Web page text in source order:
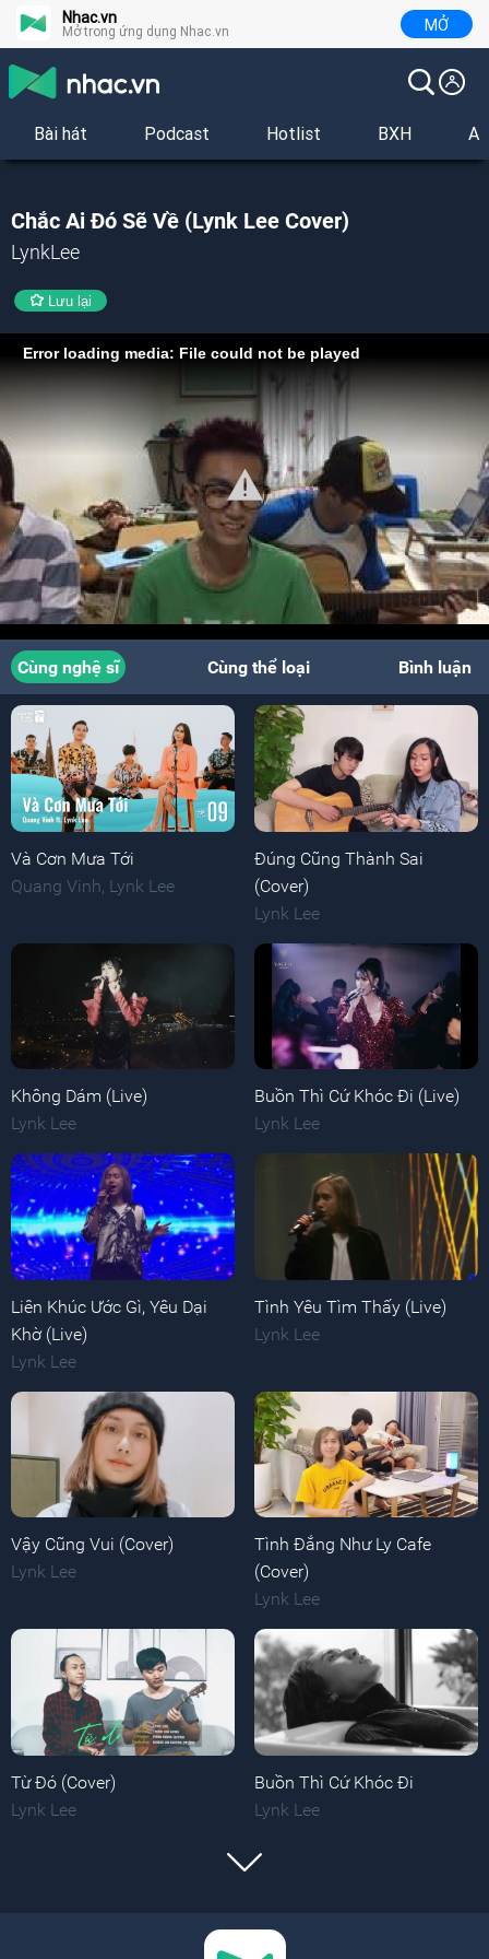
Nhac.vn
Mở trong ứng dụng Nhac.vn MỞ
Bài hát Podcast Hotlist BXH
Chắc Ai Đó Sẽ Về (Lynk Lee Cover)
LynkLee
Lưu lại
Error loading media: File could not be played
Cùng nghệ sĩ Cùng thể loại Bình luận
Và Cơn Mưa Tới
Quang Vinh Lynk Lee
Đúng Cũng Thành Sai
(Cover)
Lynk Lee
Không Dám (Live)
Lynk Lee
Buồn Thì Cứ Khóc Đi (Live)
Lynk Lee
Liên Khúc Ước Gì, Yêu Dại
Khờ (Live)
Lynk Lee
Tình Yêu Tìm Thấy (Live)
Lynk Lee
Vậy Cũng Vui (Cover)
Lynk Lee
Tình Đắng Như Ly Cafe
(Cover)
Lynk Lee
Từ Đó (Cover)
Lynk Lee
Buồn Thì Cứ Khóc Đi
Lynk Lee